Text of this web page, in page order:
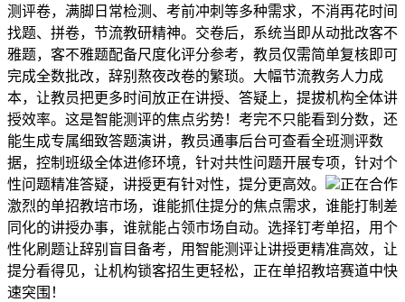
测评卷，满脚日常检测、考前冲刺等多种需求，不消再花时间
找题、拼卷，节流教研精神。交卷后，系统当即从动批改客不
雅题，客不雅题配备尺度化评分参考，教员仅需简单复核即可
完成全数批改，辞别熬夜改卷的繁琐。大幅节流教务人力成
本，让教员把更多时间放正在讲授、答疑上，提拔机构全体讲
授效率。这是智能测评的焦点劣势！考完不只能看到分数，还
能生成专属细致答题演讲，教员通事后台可查看全班测评数
据，控制班级全体进修环境，针对共性问题开展专项，针对个
性问题精准答疑，讲授更有针对性，提分更高效。
正在合作
激烈的单招教培市场，谁能抓住提分的焦点需求，谁能打制差
同化的讲授办事，谁就能占领市场自动。选择钉考单招，用个
性化刷题让辞别盲目备考，用智能测评让讲授更精准高效，让
提分看得见，让机构锁客招生更轻松，正在单招教培赛道中快
速突围！